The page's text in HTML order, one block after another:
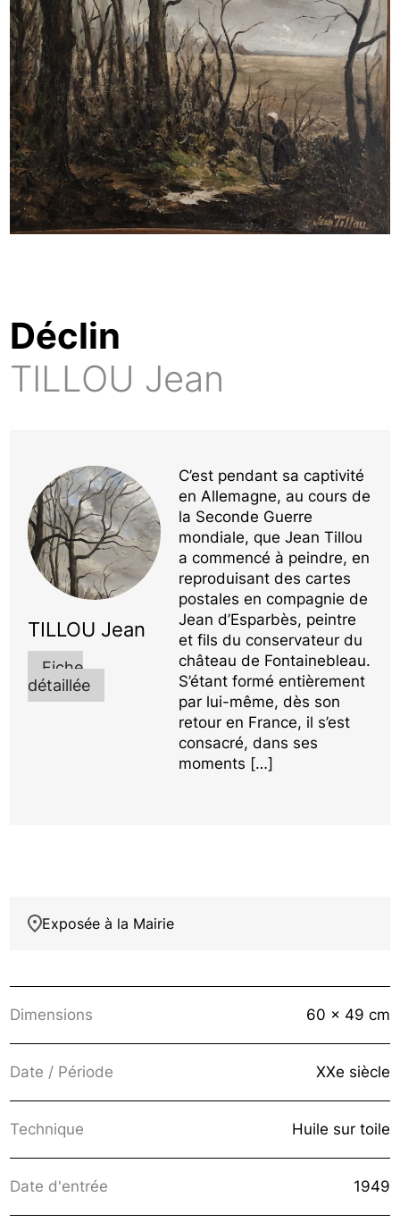
Déclin
TILLOU Jean
TILLOU Jean
Fiche
détaillée
C’est pendant sa captivité
en Allemagne, au cours de
la Seconde Guerre
mondiale, que Jean Tillou
a commencé à peindre, en
reproduisant des cartes
postales en compagnie de
Jean d’Esparbès, peintre
et fils du conservateur du
château de Fontainebleau.
S’étant formé entièrement
par lui-même, dès son
retour en France, il s’est
consacré, dans ses
moments […]
Exposée à la Mairie
Dimensions 60 x 49 cm
Date / Période XXe siècle
Technique Huile sur toile
Date d'entrée 1949